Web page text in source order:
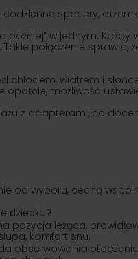
spacery,
w jednym. Każdy
połączenie sprawia,
chłodem, wiatrem i
oparcie, możliwość
z adapterami, co
od wyboru, cechą
dziecku?
pozycja leżąca,
komfort snu.
obserwowania